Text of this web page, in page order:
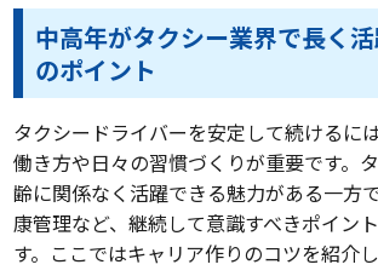
中高年がタクシー業界で長く
のポイント
タクシードライバーを安定して続けるに
働き方や日々の習慣づくりが重要です。
齢に関係なく活躍できる魅力がある一方
康管理など、継続して意識すべきポイン
す。ここではキャリア作りのコツを紹介し